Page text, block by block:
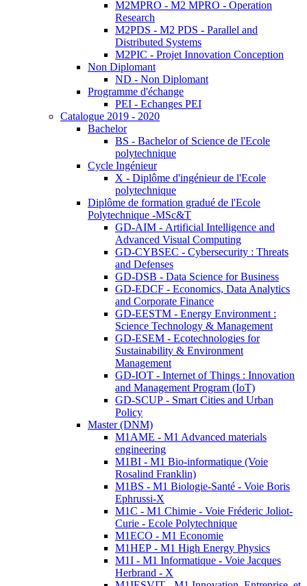
M2MPRO - M2 MPRO - Operation
Research
M2PDS - M2 PDS - Parallel and
Distributed Systems
M2PIC - Projet Innovation Conception
Non Diplomant
ND - Non Diplomant
Programme d'échange
PEI - Echanges PEI
Catalogue 2019 - 2020
Bachelor
BS - Bachelor of Science de l'Ecole
polytechnique
Cycle Ingénieur
X - Diplôme d'ingénieur de l'Ecole
polytechnique
Diplôme de formation gradué de l'Ecole
Polytechnique -MSc&T
GD-AIM - Artificial Intelligence and
Advanced Visual Computing
GD-CYBSEC - Cybersecurity : Threats
and Defenses
GD-DSB - Data Science for Business
GD-EDCF - Economics, Data Analytics
and Corporate Finance
GD-EESTM - Energy Environment :
Science Technology & Management
GD-ESEM - Ecotechnologies for
Sustainability & Environment
Management
GD-IOT - Internet of Things : Innovation
and Management Program (IoT)
GD-SCUP - Smart Cities and Urban
Policy
Master (DNM)
M1AME - M1 Advanced materials
engineering
M1BI - M1 Bio-informatique (Voie
Rosalind Franklin)
M1BS - M1 Biologie-Santé - Voie Boris
Ephrussi-X
M1C - M1 Chimie - Voie Fréderic Joliot-
Curie - Ecole Polytechnique
M1ECO - M1 Economie
M1HEP - M1 High Energy Physics
M1I - M1 Informatique - Voie Jacques
Herbrand - X